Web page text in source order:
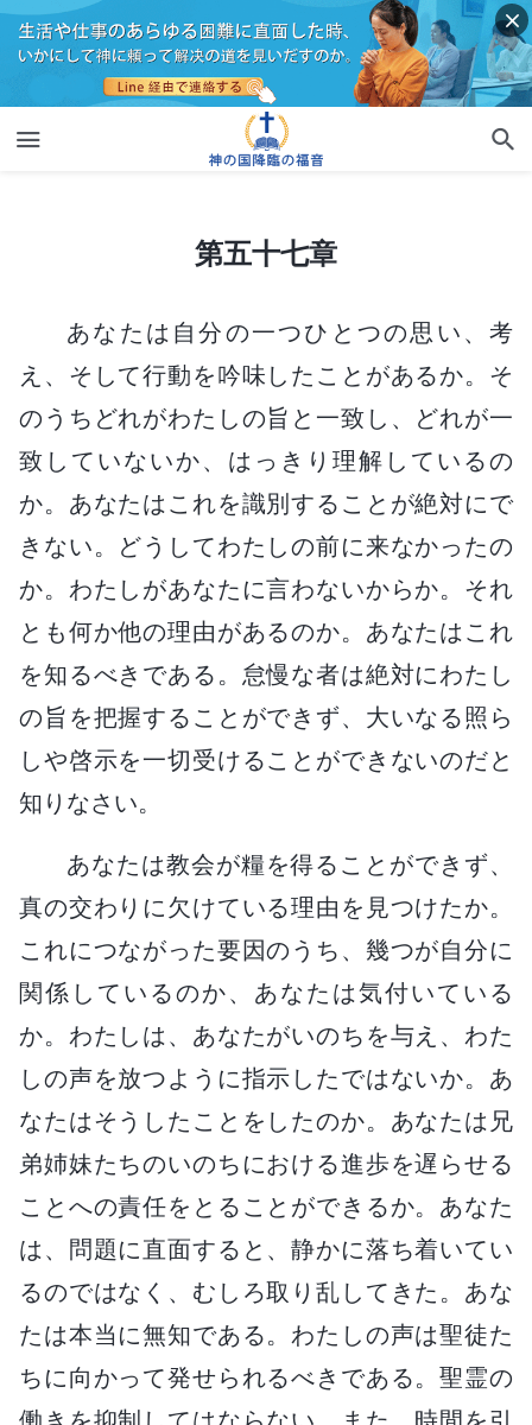
第五十七章
あなたは自分の一つひとつの思い、考
え、そして行動を吟味したことがあるか。そ
のうちどれがわたしの旨と一致し、どれが一
致していないか、はっきり理解しているの
か。あなたはこれを識別することが絶対にで
きない。どうしてわたしの前に来なかったの
か。わたしがあなたに言わないからか。それ
とも何か他の理由があるのか。あなたはこれ
を知るべきである。怠慢な者は絶対にわたし
の旨を把握することができず、大いなる照ら
しや啓示を一切受けることができないのだと
知りなさい。
あなたは教会が糧を得ることができず、
真の交わりに欠けている理由を見つけたか。
これにつながった要因のうち、幾つが自分に
関係しているのか、あなたは気付いている
か。わたしは、あなたがいのちを与え、わた
しの声を放つように指示したではないか。あ
なたはそうしたことをしたのか。あなたは兄
弟姉妹たちのいのちにおける進歩を遅らせる
ことへの責任をとることができるか。あなた
は、問題に直面すると、静かに落ち着いてい
るのではなく、むしろ取り乱してきた。あな
たは本当に無知である。わたしの声は聖徒た
ちに向かって発せられるべきである。聖霊の